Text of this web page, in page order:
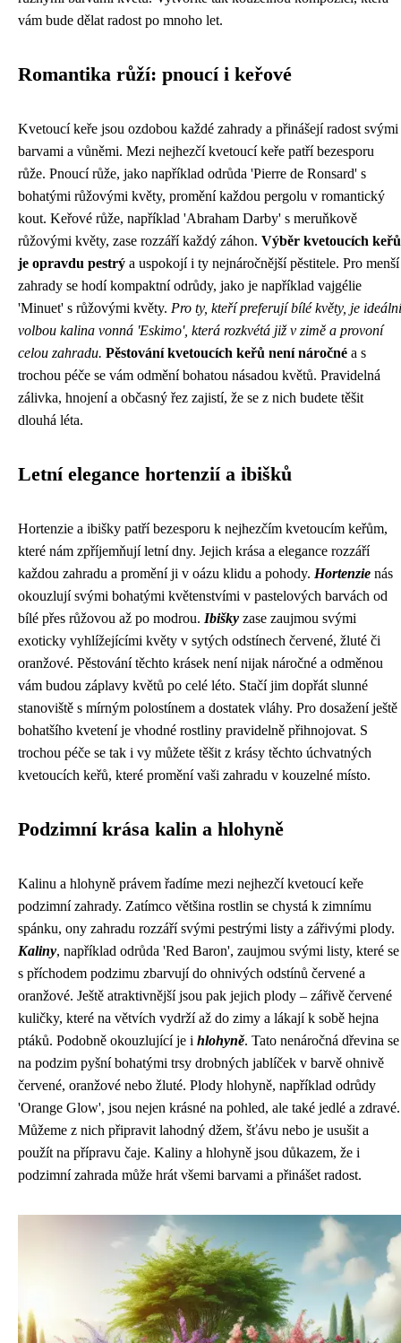
vám bude dělat radost po mnoho let.
Romantika růží: pnoucí i keřové
Kvetoucí keře jsou ozdobou každé zahrady a přinášejí radost svými
barvami a vůněmi. Mezi nejhezčí kvetoucí keře patří bezesporu
růže. Pnoucí růže, jako například odrůda 'Pierre de Ronsard' s
bohatými růžovými květy, promění každou pergolu v romantický
kout. Keřové růže, například 'Abraham Darby' s meruňkově
růžovými květy, zase rozzáří každý záhon. Výběr kvetoucích keřů
je opravdu pestrý a uspokojí i ty nejnáročnější pěstitele. Pro menší
zahrady se hodí kompaktní odrůdy, jako je například vajgélie
'Minuet' s růžovými květy. Pro ty, kteří preferují bílé květy, je ideální
volbou kalina vonná 'Eskimo', která rozkvétá již v zimě a provoní
celou zahradu. Pěstování kvetoucích keřů není náročné a s
trochou péče se vám odmění bohatou násadou květů. Pravidelná
zálivka, hnojení a občasný řez zajistí, že se z nich budete těšit
dlouhá léta.
Letní elegance hortenzií a ibišků
Hortenzie a ibišky patří bezesporu k nejhezčím kvetoucím keřům,
které nám zpříjemňují letní dny. Jejich krása a elegance rozzáří
každou zahradu a promění ji v oázu klidu a pohody. Hortenzie nás
okouzlují svými bohatými květenstvími v pastelových barvách od
bílé přes růžovou až po modrou. Ibišky zase zaujmou svými
exoticky vyhlížejícími květy v sytých odstínech červené, žluté či
oranžové. Pěstování těchto krásek není nijak náročné a odměnou
vám budou záplavy květů po celé léto. Stačí jim dopřát slunné
stanoviště s mírným polostínem a dostatek vláhy. Pro dosažení ještě
bohatšího kvetení je vhodné rostliny pravidelně přihnojovat. S
trochou péče se tak i vy můžete těšit z krásy těchto úchvatných
kvetoucích keřů, které promění vaši zahradu v kouzelné místo.
Podzimní krása kalin a hlohyně
Kalinu a hlohyně právem řadíme mezi nejhezčí kvetoucí keře
podzimní zahrady. Zatímco většina rostlin se chystá k zimnímu
spánku, ony zahradu rozzáří svými pestrými listy a zářivými plody.
Kaliny, například odrůda 'Red Baron', zaujmou svými listy, které se
s příchodem podzimu zbarvují do ohnivých odstínů červené a
oranžové. Ještě atraktivnější jsou pak jejich plody – zářivě červené
kuličky, které na větvích vydrží až do zimy a lákají k sobě hejna
ptáků. Podobně okouzlující je i hlohyně. Tato nenáročná dřevina se
na podzim pyšní bohatými trsy drobných jablíček v barvě ohnivě
červené, oranžové nebo žluté. Plody hlohyně, například odrůdy
'Orange Glow', jsou nejen krásné na pohled, ale také jedlé a zdravé.
Můžeme z nich připravit lahodný džem, šťávu nebo je usušit a
použít na přípravu čaje. Kaliny a hlohyně jsou důkazem, že i
podzimní zahrada může hrát všemi barvami a přinášet radost.